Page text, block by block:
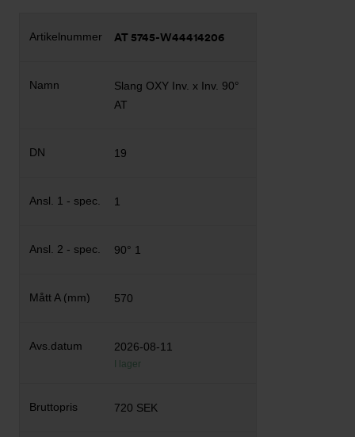
AT 5745-W44414206
Slang OXY Inv. x Inv. 90°
AT
19
1
90° 1
570
2026-08-11
I lager
720 SEK